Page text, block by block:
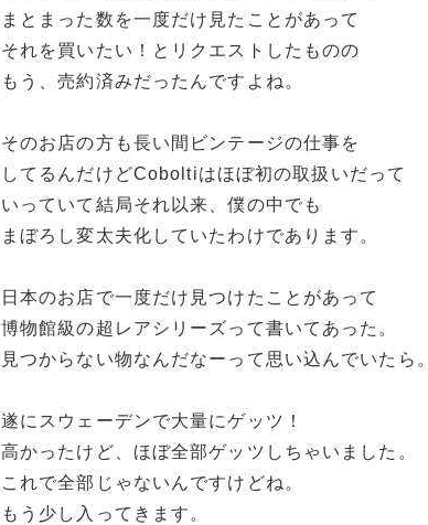
まとまった数を一度だけ見たことがあって
それを買いたい！とリクエストしたものの
もう、売約済みだったんですよね。
そのお店の方も長い間ビンテージの仕事を
してるんだけどCoboltiはほぼ初の取扱いだって
いっていて結局それ以来、僕の中でも
まぼろし変太夫化していたわけであります。
日本のお店で一度だけ見つけたことがあって
博物館級の超レアシリーズって書いてあった。
見つからない物なんだなーって思い込んでいたら。
遂にスウェーデンで大量にゲッツ！
高かったけど、ほぼ全部ゲッツしちゃいました。
これで全部じゃないんですけどね。
もう少し入ってきます。